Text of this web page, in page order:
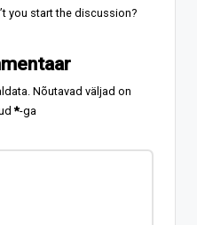
you start the discussion?
Nõutavad väljad on
*-ga